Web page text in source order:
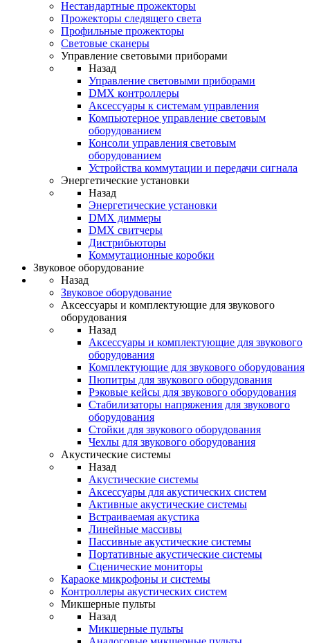
Нестандартные прожекторы
Прожекторы следящего света
Профильные прожекторы
Световые сканеры
Управление световыми приборами
Назад
Управление световыми приборами
DMX контроллеры
Аксессуары к системам управления
Компьютерное управление световым
оборудованием
Консоли управления световым
оборудованием
Устройства коммутации и передачи сигнала
Энергетические установки
Назад
Энергетические установки
DMX диммеры
DMX свитчеры
Дистрибьюторы
Коммутационные коробки
Звуковое оборудование
Назад
Звуковое оборудование
Аксессуары и комплектующие для звукового
оборудования
Назад
Аксессуары и комплектующие для звукового
оборудования
Комплектующие для звукового оборудования
Пюпитры для звукового оборудования
Рэковые кейсы для звукового оборудования
Стабилизаторы напряжения для звукового
оборудования
Стойки для звукового оборудования
Чехлы для звукового оборудования
Акустические системы
Назад
Акустические системы
Аксессуары для акустических систем
Активные акустические системы
Встраиваемая акустика
Линейные массивы
Пассивные акустические системы
Портативные акустические системы
Сценические мониторы
Караоке микрофоны и системы
Контроллеры акустических систем
Микшерные пульты
Назад
Микшерные пульты